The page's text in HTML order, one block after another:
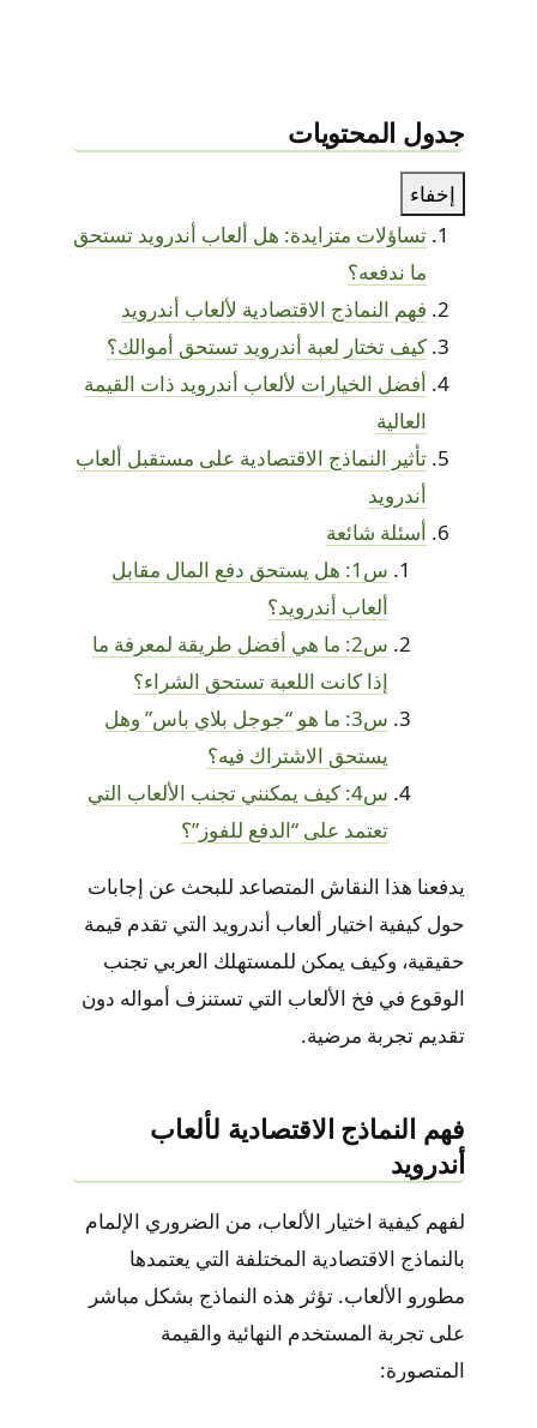
جدول المحتويات
إخفاء
تساؤلات متزايدة: هل ألعاب أندرويد تستحق
ما ندفعه؟
فهم النماذج الاقتصادية لألعاب أندرويد
كيف تختار لعبة أندرويد تستحق أموالك؟
أفضل الخيارات لألعاب أندرويد ذات القيمة
العالية
تأثير النماذج الاقتصادية على مستقبل ألعاب
أندرويد
أسئلة شائعة
س1: هل يستحق دفع المال مقابل
ألعاب أندرويد؟
س2: ما هي أفضل طريقة لمعرفة ما
إذا كانت اللعبة تستحق الشراء؟
س3: ما هو “جوجل بلاي باس” وهل
يستحق الاشتراك فيه؟
س4: كيف يمكنني تجنب الألعاب التي
تعتمد على “الدفع للفوز”؟
يدفعنا هذا النقاش المتصاعد للبحث عن إجابات
حول كيفية اختيار ألعاب أندرويد التي تقدم قيمة
حقيقية، وكيف يمكن للمستهلك العربي تجنب
الوقوع في فخ الألعاب التي تستنزف أمواله دون
تقديم تجربة مرضية.
فهم النماذج الاقتصادية لألعاب
أندرويد
لفهم كيفية اختيار الألعاب، من الضروري الإلمام
بالنماذج الاقتصادية المختلفة التي يعتمدها
مطورو الألعاب. تؤثر هذه النماذج بشكل مباشر
على تجربة المستخدم النهائية والقيمة
المتصورة: